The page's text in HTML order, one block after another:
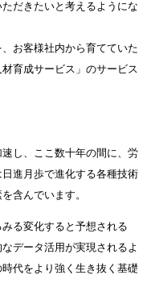
だきたいと考えるようにな
お客様社内から育てていた
育成サービス」のサービス
し、ここ数十年の間に、労
進月歩で進化する各種技術
含んでいます。
る変化すると予想される
データ活用が実現されるよ
代をより強く生き抜く基礎